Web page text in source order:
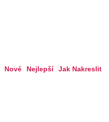
Nové Nejlepší Jak Nakreslit